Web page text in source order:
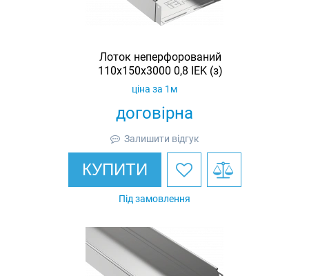
Лоток неперфорований
110х150х3000 0,8 IEK (з)
договірна
ціна за 1м
Залишити відгук
КУПИТИ
Під замовлення